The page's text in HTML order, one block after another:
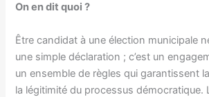
On en dit quoi ?
Être candidat à une élection municipale
une simple déclaration ; c’est un
un ensemble de règles qui garantissent
la légitimité du processus démocratique.